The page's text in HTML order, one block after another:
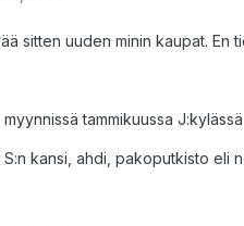
sitten uuden minin kaupat. En
tammikuussa J:kylässä
kansi, ahdi, pakoputkisto eli